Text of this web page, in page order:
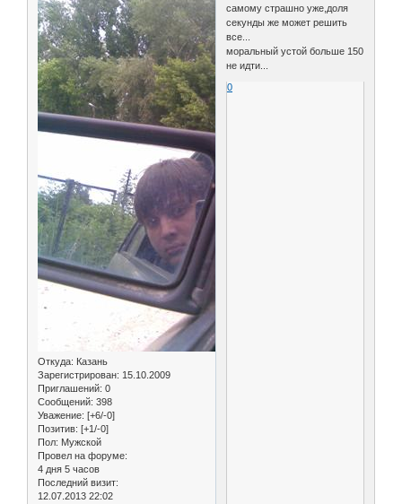
Откуда: Казань
Зарегистрирован: 15.10.2009
Приглашений: 0
Сообщений: 398
Уважение: [+6/-0]
Позитив: [+1/-0]
Пол: Мужской
Провел на форуме:
4 дня 5 часов
Последний визит:
12.07.2013 22:02
самому страшно уже,доля
секунды же может решить
все...
моральный устой больше 150
не идти...
0